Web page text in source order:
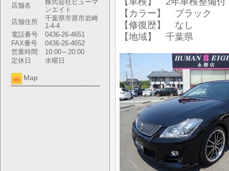
店舗名
株式会社ヒューマ
ンエイト
店舗住所
千葉県市原市岩崎
1-4-4
電話番号
0436-26-4651
FAX番号
0436-26-4652
営業時間
10:00～20:00
定休日
水曜日
Map
【カラー】 ブラック
【修復歴】 なし
【地域】 千葉県